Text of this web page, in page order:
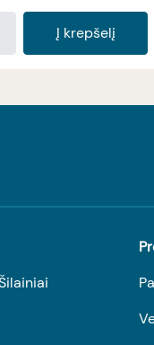
Į krepšelį